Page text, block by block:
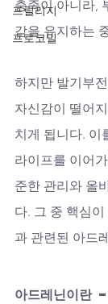
프릴리지
프로코밀
충족이 아니라,
감을 유지하는
하지만 발기부
자신감이 떨어
치게 됩니다. 이
라이프를 이어
준한 관리와 올
다. 그 중 핵심이
과 관련된 아드
아드레닌이란